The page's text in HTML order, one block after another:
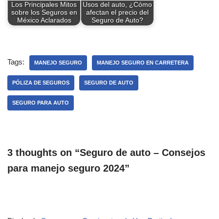
Los Principales Mitos
sobre los Seguros en
México Aclarados
Usos del auto, ¿Cómo
afectan el precio del
Seguro de Auto?
Tags: MANEJO SEGURO MANEJO SEGURO EN CARRETERA
PÓLIZA DE SEGUROS SEGURO DE AUTO
SEGURO PARA AUTO
3 thoughts on “Seguro de auto – Consejos
para manejo seguro 2024”